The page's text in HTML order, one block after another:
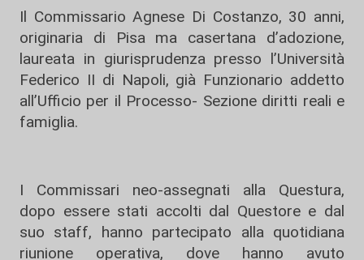
Il Commissario Agnese Di Costanzo, 30 anni,
originaria di Pisa ma casertana d’adozione,
laureata in giurisprudenza presso l’Università
Federico II di Napoli, già Funzionario addetto
all’Ufficio per il Processo- Sezione diritti reali e
famiglia.
I Commissari neo-assegnati alla Questura,
dopo essere stati accolti dal Questore e dal
suo staff, hanno partecipato alla quotidiana
riunione operativa, dove hanno avuto